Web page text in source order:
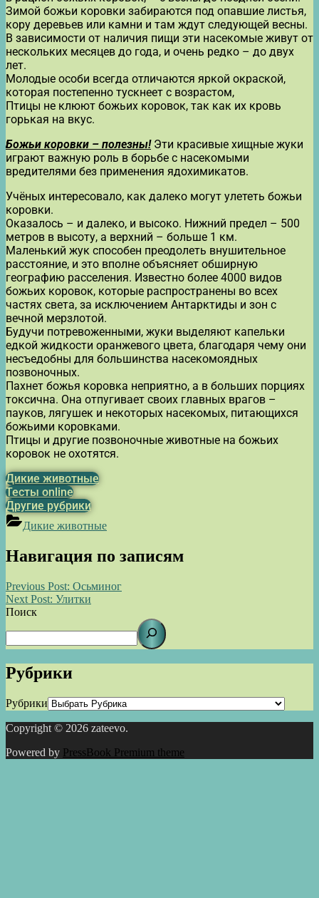
Зимой божьи коровки забираются под опавшие листья,
кору деревьев или камни и там ждут следующей весны.
В зависимости от наличия пищи эти насекомые живут от
нескольких месяцев до года, и очень редко – до двух
лет.
Молодые особи всегда отличаются яркой окраской,
которая постепенно тускнеет с возрастом,
Птицы не клюют божьих коровок, так как их кровь
горькая на вкус.
Божьи коровки – полезны!Эти красивые хищные жуки
играют важную роль в борьбе с насекомыми
вредителями без применения ядохимикатов.
Учёных интересовало, как далеко могут улететь божьи
коровки.
Оказалось – и далеко, и высоко. Нижний предел – 500
метров в высоту, а верхний – больше 1 км.
Маленький жук способен преодолеть внушительное
расстояние, и это вполне объясняет обширную
географию расселения. Известно более 4000 видов
божьих коровок, которые распространены во всех
частях света, за исключением Антарктиды и зон с
вечной мерзлотой.
Будучи потревоженными, жуки выделяют капельки
едкой жидкости оранжевого цвета, благодаря чему они
несъедобны для большинства насекомоядных
позвоночных.
Пахнет божья коровка неприятно, а в больших порциях
токсична. Она отпугивает своих главных врагов –
пауков, лягушек и некоторых насекомых, питающихся
божьими коровками.
Птицы и другие позвоночные животные на божьих
коровок не охотятся.
Дикие животные
Тесты online
Другие рубрики
Дикие животные
Навигация по записям
Previous Post: Осьминог
Next Post: Улитки
Поиск
Рубрики
Рубрики
Copyright © 2026 zateevo.
Powered by PressBook Premium theme